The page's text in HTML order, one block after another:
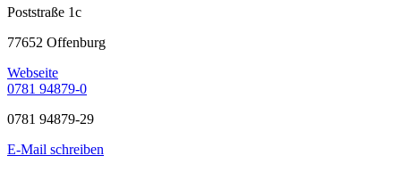
Poststraße 1c
77652 Offenburg
Webseite
0781 94879-0
0781 94879-29
E-Mail schreiben